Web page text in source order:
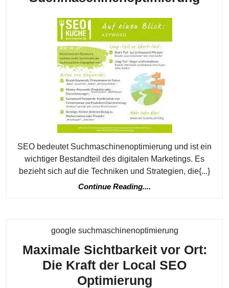
SEO bedeutet Suchmaschinenoptimierung und ist ein
wichtiger Bestandteil des digitalen Marketings. Es
bezieht sich auf die Techniken und Strategien, die{...}
Continue Reading....
google suchmaschinenoptimierungKategorie
Maximale Sichtbarkeit vor Ort:
Die Kraft der Local SEO
OptimierungMaximale